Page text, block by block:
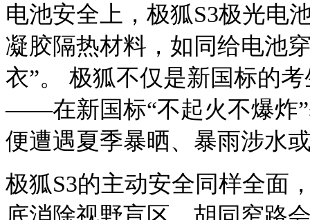
电池安全上，极狐S3极光电
凝胶隔热材料，如同给电池
衣”。
极狐不仅是新国标的
——在新国标“不起火不爆炸”
便遭遇夏季暴晒、暴雨涉水
极狐S3的主动安全同样全面